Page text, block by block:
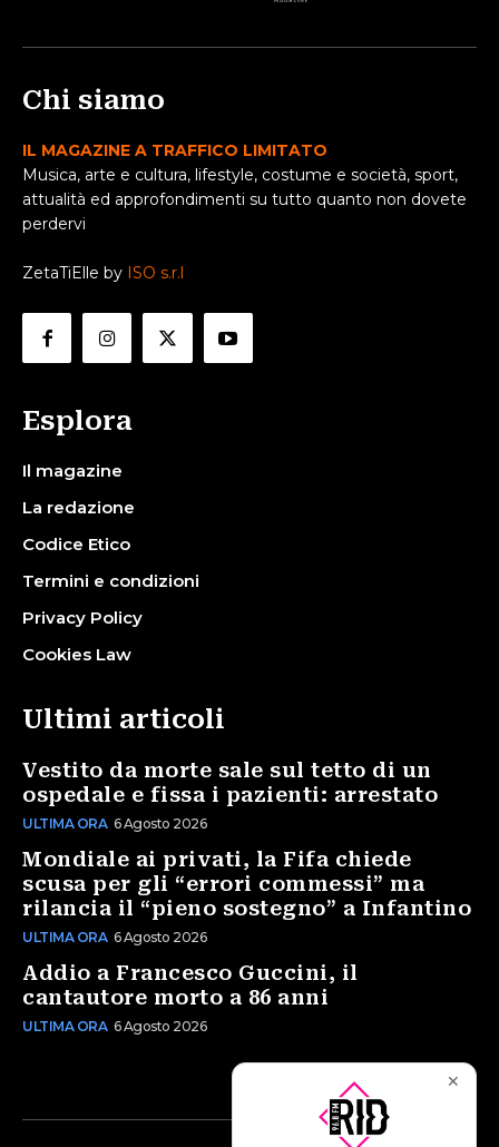
Chi siamo
IL MAGAZINE A TRAFFICO LIMITATO
Musica, arte e cultura, lifestyle, costume e società, sport,
attualità ed approfondimenti su tutto quanto non dovete
perdervi
ZetaTiElle by ISO s.r.l
Esplora
Il magazine
La redazione
Codice Etico
Termini e condizioni
Privacy Policy
Cookies Law
Ultimi articoli
Vestito da morte sale sul tetto di un
ospedale e fissa i pazienti: arrestato
ULTIMA ORA 6 Agosto 2026
Mondiale ai privati, la Fifa chiede
scusa per gli “errori commessi” ma
rilancia il “pieno sostegno” a Infantino
ULTIMA ORA 6 Agosto 2026
Addio a Francesco Guccini, il
cantautore morto a 86 anni
ULTIMA ORA 6 Agosto 2026
✕